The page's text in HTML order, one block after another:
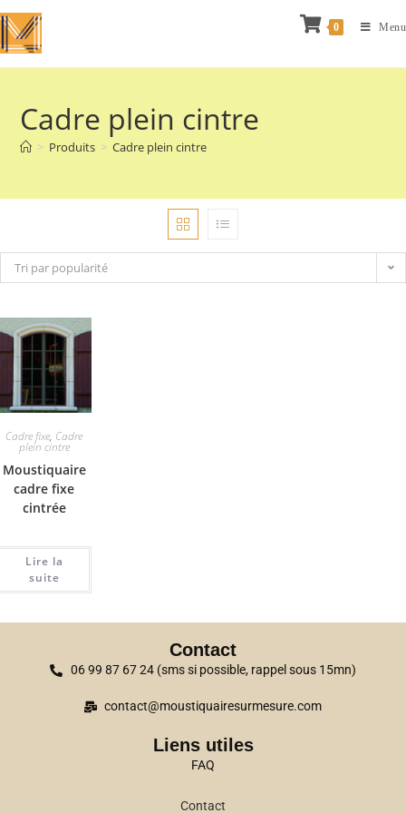
0 Menu
Cadre plein cintre
> Produits > Cadre plein cintre
Tri par popularité
Cadre fixe, Cadre
plein cintre
Moustiquaire
cadre fixe
cintrée
Lire la
suite
Contact
06 99 87 67 24 (sms si possible, rappel sous 15mn)
contact@moustiquairesurmesure.com
Liens utiles
FAQ
Contact